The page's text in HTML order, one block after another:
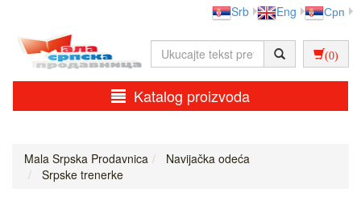
Srb Eng Срп
(0)
Katalog proizvoda
Mala Srpska Prodavnica
Navijačka odeća
Srpske trenerke